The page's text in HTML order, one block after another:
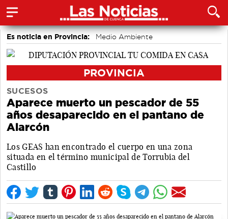
Es noticia en Provincia:
Medio Ambiente
accidentes laborales
PROVINCIA
SUCESOS
Aparece muerto un pescador de 55
años desaparecido en el pantano de
Alarcón
Los GEAS han encontrado el cuerpo en una zona
situada en el término municipal de Torrubia del
Castillo